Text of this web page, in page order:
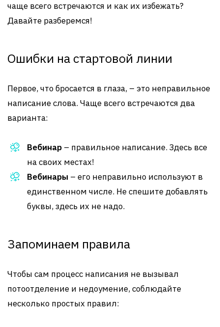
чаще всего встречаются и как их избежать?
Давайте разберемся!
Ошибки на стартовой линии
Первое, что бросается в глаза, – это неправильное
написание слова. Чаще всего встречаются два
варианта:
Вебинар – правильное написание. Здесь все
на своих местах!
Вебинары – его неправильно используют в
единственном числе. Не спешите добавлять
буквы, здесь их не надо.
Запоминаем правила
Чтобы сам процесс написания не вызывал
потоотделение и недоумение, соблюдайте
несколько простых правил: